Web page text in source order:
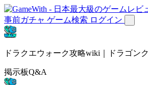
事前ガチャ ゲーム検索 ログイン
ドラクエウォーク攻略wiki｜ドラゴン
掲示板Q&A